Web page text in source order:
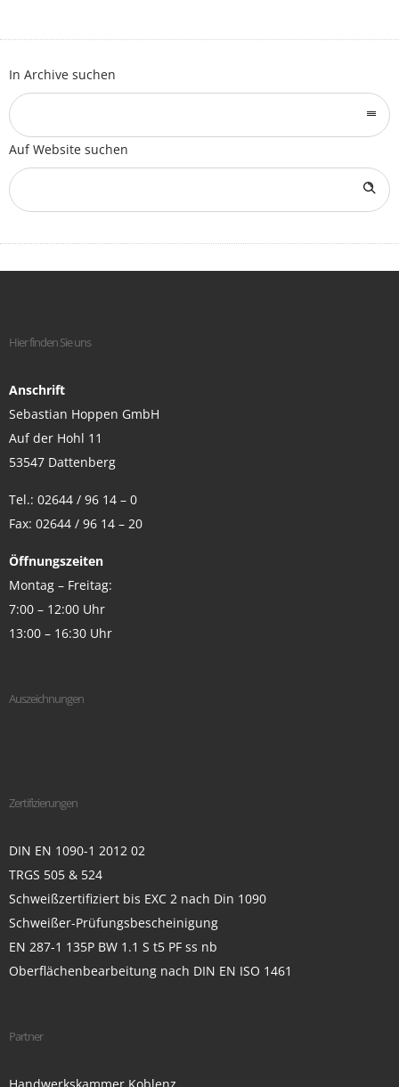
In Archive suchen
Auf Website suchen
Hier finden Sie uns
Anschrift
Sebastian Hoppen GmbH
Auf der Hohl 11
53547 Dattenberg
Tel.: 02644 / 96 14 – 0
Fax: 02644 / 96 14 – 20
Öffnungszeiten
Montag – Freitag:
7:00 – 12:00 Uhr
13:00 – 16:30 Uhr
Auszeichnungen
Zertifizierungen
DIN EN 1090-1 2012 02
TRGS 505 & 524
Schweißzertifiziert bis EXC 2 nach Din 1090
Schweißer-Prüfungsbescheinigung
EN 287-1 135P BW 1.1 S t5 PF ss nb
Oberflächenbearbeitung nach DIN EN ISO 1461
Partner